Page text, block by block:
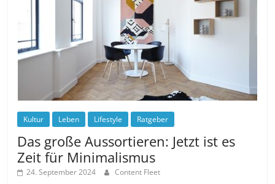
Kultur Leben Lifestyle Ratgeber
Das große Aussortieren: Jetzt ist es
Zeit für Minimalismus
24. September 2024 Content Fleet